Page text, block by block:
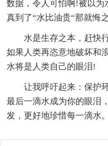
数据，令人可怕啊!被以为
真到了“水比油贵“那就悔
水是生存之本，赶快
如果人类再恣意地破坏和
水将是人类自己的眼泪!
让我呼吁起来：保护
最后一滴水成为你的眼泪
发，更好地珍惜每一滴水。